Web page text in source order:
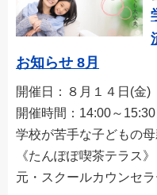
お知らせ 8月
開催日：８月１４日(金)
開催時間：14:00～15:30
学校が苦手な子どもの
《たんぽぽ喫茶テラス》
元・スクールカウンセ